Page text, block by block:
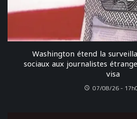
Washington étend la
sociaux aux journalistes
visa
07/08/26 -